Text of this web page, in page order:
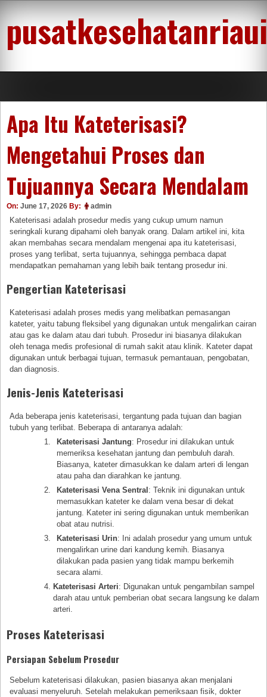
content
Apa Itu Kateterisasi?
Mengetahui Proses dan
Tujuannya Secara Mendalam
On: June 17, 2026 By: admin
Kateterisasi adalah prosedur medis yang cukup umum namun
seringkali kurang dipahami oleh banyak orang. Dalam artikel ini, kita
akan membahas secara mendalam mengenai apa itu kateterisasi,
proses yang terlibat, serta tujuannya, sehingga pembaca dapat
mendapatkan pemahaman yang lebih baik tentang prosedur ini.
Pengertian Kateterisasi
Kateterisasi adalah proses medis yang melibatkan pemasangan
kateter, yaitu tabung fleksibel yang digunakan untuk mengalirkan cairan
atau gas ke dalam atau dari tubuh. Prosedur ini biasanya dilakukan
oleh tenaga medis profesional di rumah sakit atau klinik. Kateter dapat
digunakan untuk berbagai tujuan, termasuk pemantauan, pengobatan,
dan diagnosis.
Jenis-Jenis Kateterisasi
Ada beberapa jenis kateterisasi, tergantung pada tujuan dan bagian
tubuh yang terlibat. Beberapa di antaranya adalah:
Kateterisasi Jantung: Prosedur ini dilakukan untuk
memeriksa kesehatan jantung dan pembuluh darah.
Biasanya, kateter dimasukkan ke dalam arteri di lengan
atau paha dan diarahkan ke jantung.
Kateterisasi Vena Sentral : Teknik ini digunakan untuk
memasukkan kateter ke dalam vena besar di dekat
jantung. Kateter ini sering digunakan untuk memberikan
obat atau nutrisi.
Kateterisasi Urin: Ini adalah prosedur yang umum untuk
mengalirkan urine dari kandung kemih. Biasanya
dilakukan pada pasien yang tidak mampu berkemih
secara alami.
Kateterisasi Arteri: Digunakan untuk pengambilan sampel
darah atau untuk pemberian obat secara langsung ke dalam
arteri.
Proses Kateterisasi
Persiapan Sebelum Prosedur
Sebelum kateterisasi dilakukan, pasien biasanya akan menjalani
evaluasi menyeluruh. Setelah melakukan pemeriksaan fisik, dokter